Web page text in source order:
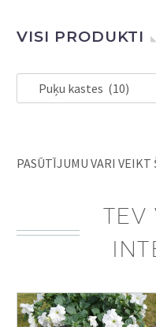
VISI PRODUKTI
Puķu kastes (10)
PASŪTĪJUMU VARI VEIKT
TEV